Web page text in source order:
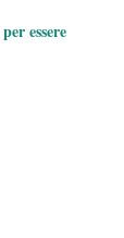
per essere